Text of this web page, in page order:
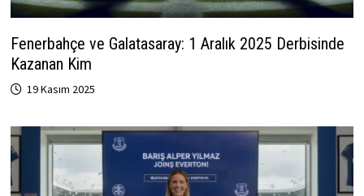
Fenerbahçe ve Galatasaray: 1 Aralık 2025 Derbisinde
Kazanan Kim
19 Kasım 2025